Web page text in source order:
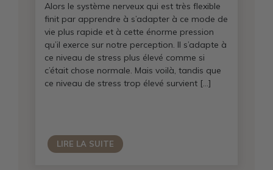
Alors le système nerveux qui est très flexible
finit par apprendre à s’adapter à ce mode de
vie plus rapide et à cette énorme pression
qu’il exerce sur notre perception. Il s’adapte à
ce niveau de stress plus élevé comme si
c’était chose normale. Mais voilà, tandis que
ce niveau de stress trop élevé survient […]
LIRE LA SUITE